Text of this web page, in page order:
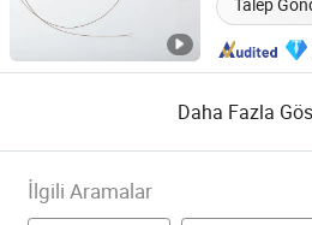
Talep
Daha Fazla
İlgili Aramalar